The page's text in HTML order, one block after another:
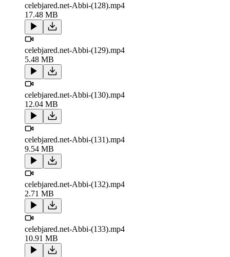
celebjared.net-Abbi-(128).mp4
17.48 MB
celebjared.net-Abbi-(129).mp4
5.48 MB
celebjared.net-Abbi-(130).mp4
12.04 MB
celebjared.net-Abbi-(131).mp4
9.54 MB
celebjared.net-Abbi-(132).mp4
2.71 MB
celebjared.net-Abbi-(133).mp4
10.91 MB